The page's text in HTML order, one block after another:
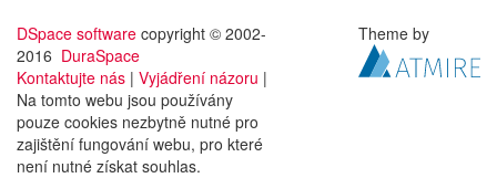
DSpace software copyright © 2002-
2016 DuraSpace
Kontaktujte nás | Vyjádření názoru |
Na tomto webu jsou používány
pouze cookies nezbytně nutné pro
zajištění fungování webu, pro které
není nutné získat souhlas.
Theme by